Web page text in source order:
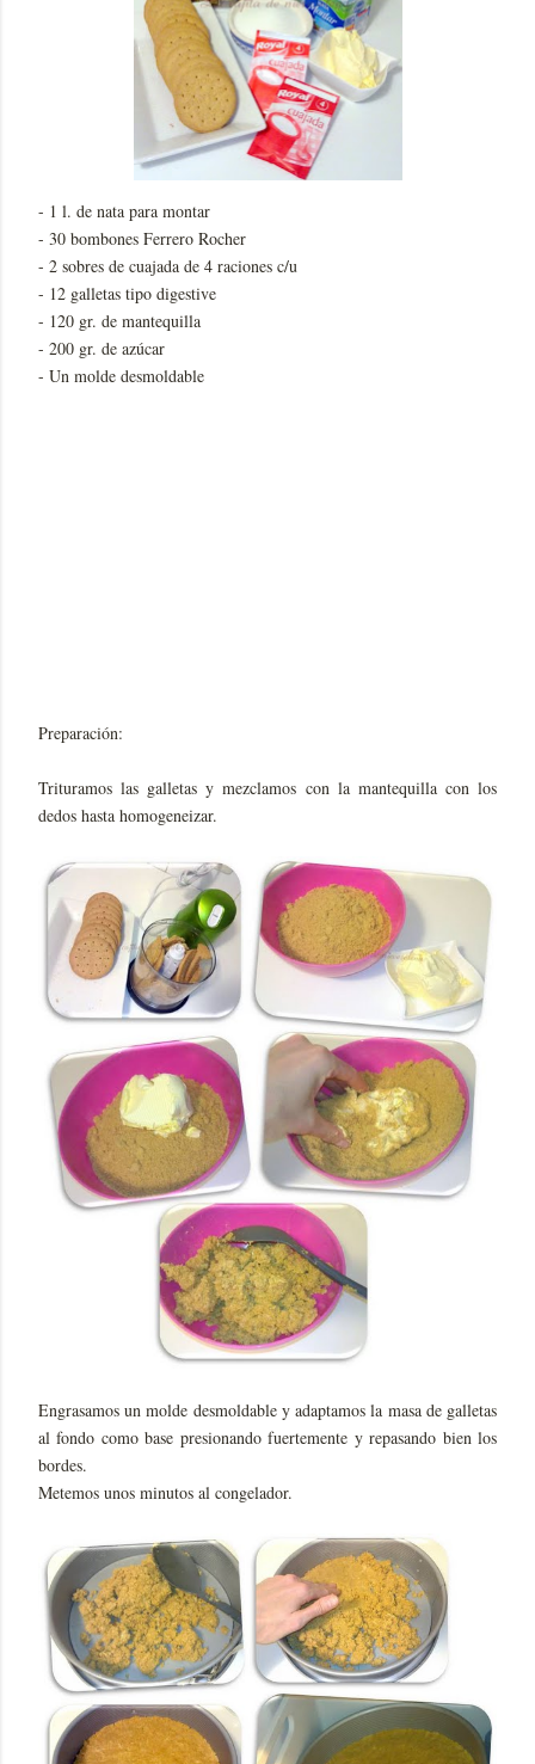
- 1 l. de nata para montar
- 30 bombones Ferrero Rocher
- 2 sobres de cuajada de 4 raciones c/u
- 12 galletas tipo digestive
- 120 gr. de mantequilla
- 200 gr. de azúcar
- Un molde desmoldable
Preparación:
Trituramos las galletas y mezclamos con la mantequilla con los
dedos hasta homogeneizar.
Engrasamos un molde desmoldable y adaptamos la masa de galletas
al fondo como base presionando fuertemente y repasando bien los
bordes.
Metemos unos minutos al congelador.